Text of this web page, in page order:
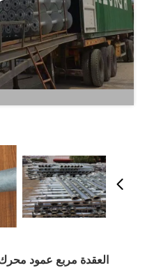
العقدة مربع عمود